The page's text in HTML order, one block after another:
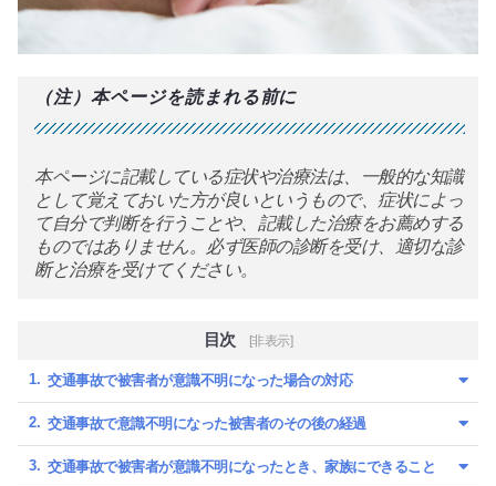
（注）本ページを読まれる前に
本ページに記載している症状や治療法は、一般的な知識
として覚えておいた方が良いというもので、症状によっ
て自分で判断を行うことや、記載した治療をお薦めする
ものではありません。必ず医師の診断を受け、適切な診
断と治療を受けてください。
目次 [非表示]
交通事故で被害者が意識不明になった場合の対応
交通事故で意識不明になった被害者のその後の経過
交通事故で被害者が意識不明になったとき、家族にできること